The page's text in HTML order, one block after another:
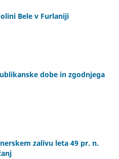
Bele v Furlaniji
dobe in zgodnjega
zalivu leta 49 pr. n.